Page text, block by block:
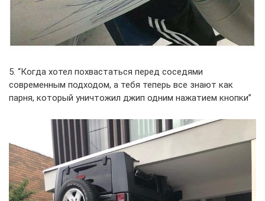
5. “Когда хотел похвастаться перед соседями
современным подходом, а тебя теперь все знают как
парня, который уничтожил джип одним нажатием кнопки”